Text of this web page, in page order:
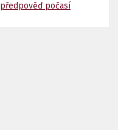
předpověď počasí